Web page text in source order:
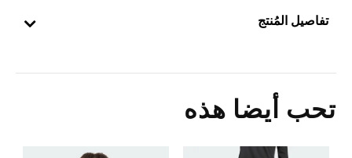
تفاصيل المُنتج
تحب أيضا هذه